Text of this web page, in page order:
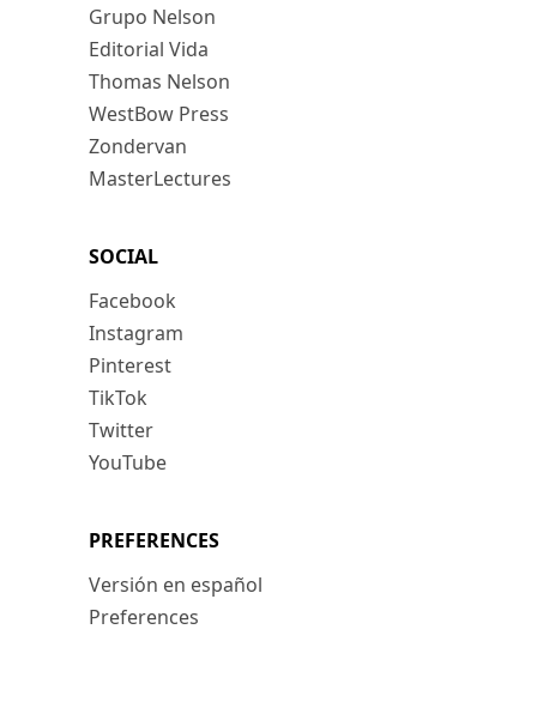
Grupo Nelson
Editorial Vida
Thomas Nelson
WestBow Press
Zondervan
MasterLectures
SOCIAL
Facebook
Instagram
Pinterest
TikTok
Twitter
YouTube
PREFERENCES
Versión en español
Preferences